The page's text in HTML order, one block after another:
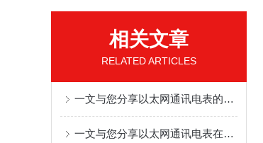
相关文章
RELATED ARTICLES
一文与您分享以太网通讯电表的正确安装步骤
一文与您分享以太网通讯电表在实际使用过程中的常见故障解决方法